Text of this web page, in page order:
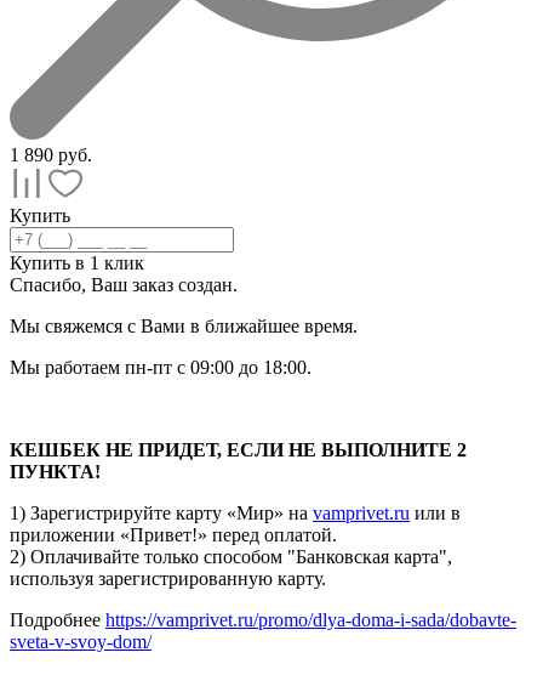
1 890 руб.
Купить
Купить в 1 клик
Спасибо, Ваш заказ создан.
Мы свяжемся с Вами в ближайшее время.
Мы работаем пн-пт с 09:00 до 18:00.
КЕШБЕК НЕ ПРИДЕТ, ЕСЛИ НЕ ВЫПОЛНИТЕ 2
ПУНКТА!
1) Зарегистрируйте карту «Мир» на vamprivet.ru или в
приложении «Привет!» перед оплатой.
2) Оплачивайте только способом "Банковская карта",
используя зарегистрированную карту.
Подробнее https://vamprivet.ru/promo/dlya-doma-i-sada/dobavte-
sveta-v-svoy-dom/